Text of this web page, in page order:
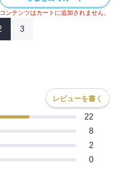
テンツはカートに追加されません。
3
レビューを書く
22
8
2
0